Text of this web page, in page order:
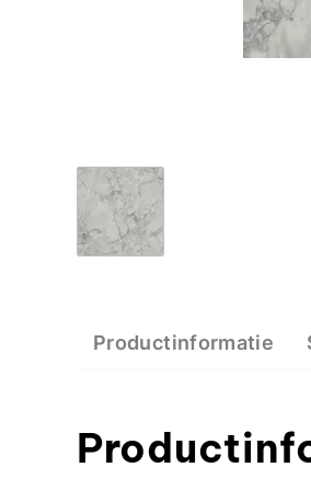
Productinformatie